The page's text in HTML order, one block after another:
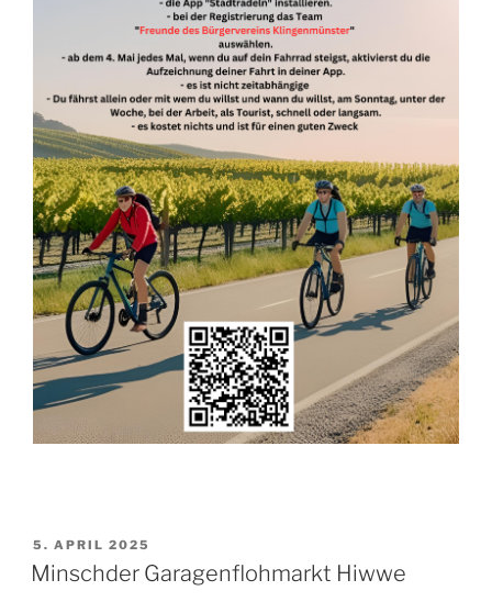
VERÖFFENTLICHT
AM
5. APRIL 2025
Minschder Garagenflohmarkt Hiwwe